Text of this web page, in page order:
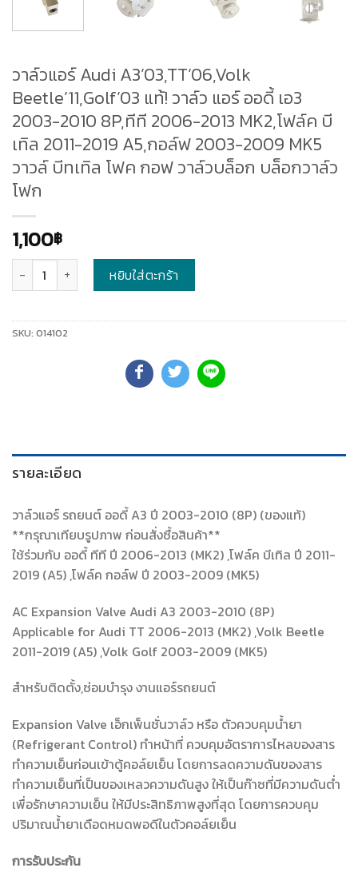
วาล์วแอร์ Audi A3’03,TT’06,Volk
Beetle’11,Golf’03 แท้! วาล์ว แอร์ ออดี้ เอ3
2003-2010 8P,ทีที 2006-2013 MK2,โฟล์ค บี
เทิล 2011-2019 A5,กอล์ฟ 2003-2009 MK5
วาวล์ บีทเทิล โฟค กอฟ วาล์วบล็อก บล็อกวาล์ว
โฟก
1,100฿
หยิบใส่ตะกร้า
SKU: 014102
รายละเอียด
วาล์วแอร์ รถยนต์ ออดี้ A3 ปี 2003-2010 (8P) (ของแท้)
**กรุณาเทียบรูปภาพ ก่อนสั่งซื้อสินค้า**
ใช้ร่วมกับ ออดี้ ทีที ปี 2006-2013 (MK2) ,โฟล์ค บีเทิล ปี 2011-
2019 (A5) ,โฟล์ค กอล์ฟ ปี 2003-2009 (MK5)
AC Expansion Valve Audi A3 2003-2010 (8P)
Applicable for Audi TT 2006-2013 (MK2) ,Volk Beetle
2011-2019 (A5) ,Volk Golf 2003-2009 (MK5)
สำหรับติดตั้ง,ซ่อมบำรุง งานแอร์รถยนต์
Expansion Valve เอ็กเพ็นชั่นวาล์ว หรือ ตัวควบคุมน้ำยา
(Refrigerant Control) ทำหน้าที่ ควบคุมอัตราการไหลของสาร
ทำความเย็นก่อนเข้าตู้คอล์ยเย็น โดยการลดความดันของสาร
ทำความเย็นที่เป็นของเหลวความดันสูง ให้เป็นก๊าซที่มีความดันต่ำ
เพื่อรักษาความเย็น ให้มีประสิทธิภาพสูงที่สุด โดยการควบคุม
ปริมาณน้ำยาเดือดหมดพอดีในตัวคอล์ยเย็น
การรับประกัน